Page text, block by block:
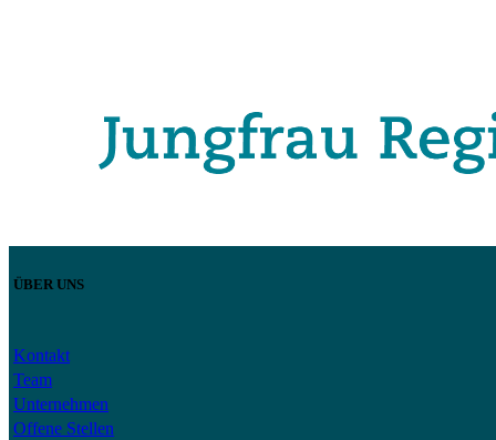
ÜBER UNS
Kontakt
Team
Unternehmen
Offene Stellen